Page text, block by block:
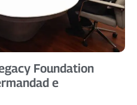
Foundation
e